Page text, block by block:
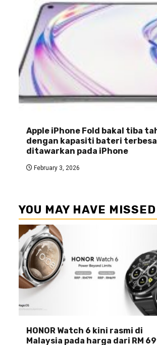
Apple iPhone Fold bakal tiba
dengan kapasiti bateri
ditawarkan pada iPhone
February 3, 2026
YOU MAY HAVE MISSED
HONOR Watch 6 kini rasmi di
Malaysia pada harga dari RM